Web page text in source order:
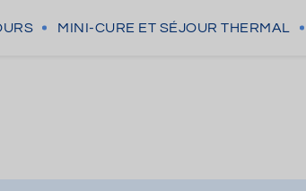
MINI-CURE ET SÉJOUR THERMAL